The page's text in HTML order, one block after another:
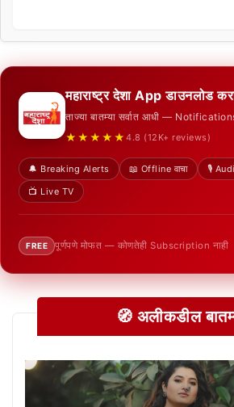
महाराष्ट्र देशा App डाउनलोड
ताज्या बातम्या सर्वात आधी —
★★★★★ 4.8 (12K+ reviews)
🔔 Breaking Alerts 📖 Offline वाचा
🎙️
📺 Live TV
FREE पूर्णपणे मोफत — कोणतेही Subscription नाही
🧭 अलीकडील